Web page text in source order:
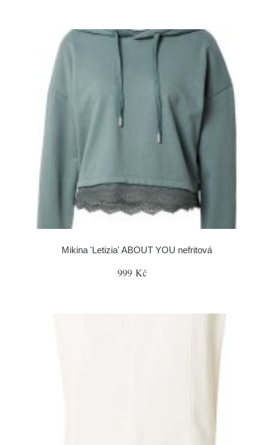
Mikina 'Letizia' ABOUT YOU nefritová
999 Kč